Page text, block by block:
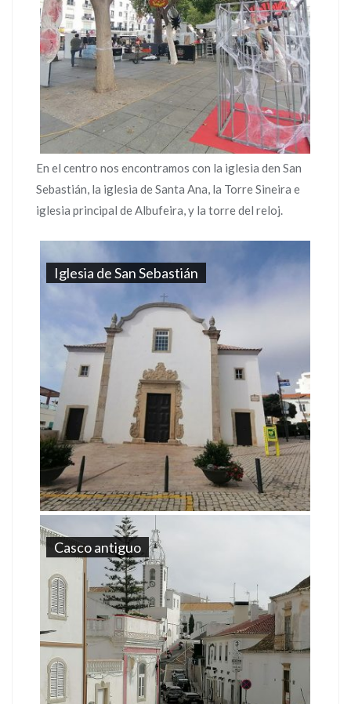
En el centro nos encontramos con la iglesia den San
Sebastián, la iglesia de Santa Ana, la Torre Sineira e
iglesia principal de Albufeira, y la torre del reloj.
Iglesia de San Sebastián
Casco antiguo